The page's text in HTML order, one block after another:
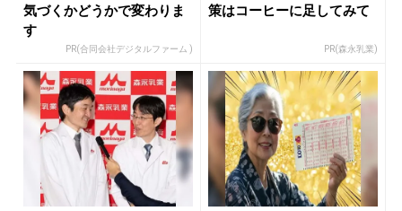
気づくかどうかで変わりま
す
PR(合同会社デジタルファーム )
策はコーヒーに足してみて
PR(森永乳業)